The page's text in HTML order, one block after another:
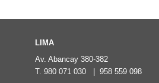
LIMA
Av. Abancay 380-382
T. 980 071 030 958 559 098